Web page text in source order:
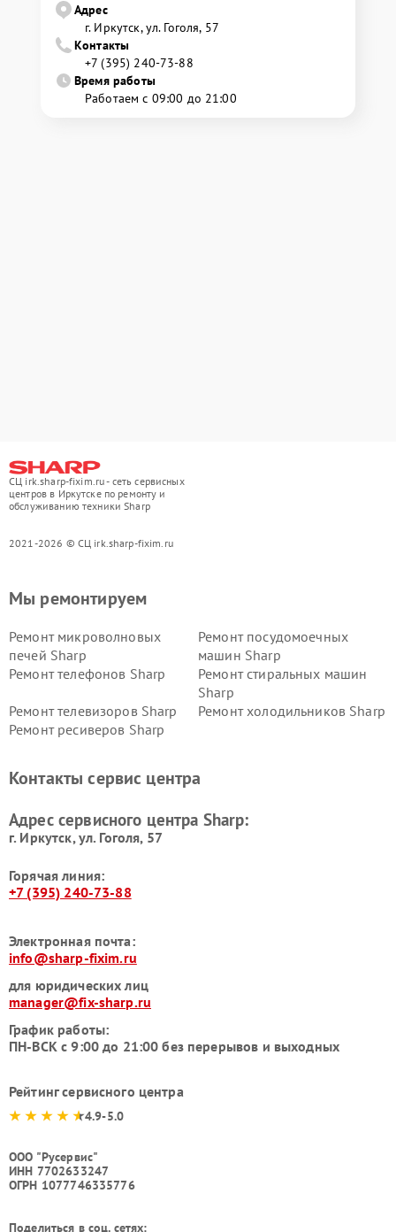
Адрес
г. Иркутск, ул. ​Гоголя, 57
Контакты
+7 (395) 240-73-88
Время работы
Работаем с 09:00 до 21:00
СЦ irk.sharp-fixim.ru - сеть сервисных
центров в Иркутске по ремонту и
обслуживанию техники Sharp
2021-2026 © СЦ irk.sharp-fixim.ru
Мы ремонтируем
Ремонт микроволновых
печей Sharp
Ремонт посудомоечных
машин Sharp
Ремонт телефонов Sharp
Ремонт стиральных машин
Sharp
Ремонт телевизоров Sharp
Ремонт холодильников Sharp
Ремонт ресиверов Sharp
Контакты сервис центра
Адрес сервисного центра Sharp:
г. Иркутск, ул. ​Гоголя, 57
Горячая линия:
+7 (395) 240-73-88
Электронная почта:
info@sharp-fixim.ru
для юридических лиц
manager@fix-sharp.ru
График работы:
ПН-ВСК с 9:00 до 21:00 без перерывов и выходных
Рейтинг сервисного центра
4.9-5.0
ООО "Русервис"
ИНН 7702633247
ОГРН 1077746335776
Поделиться в соц. сетях: